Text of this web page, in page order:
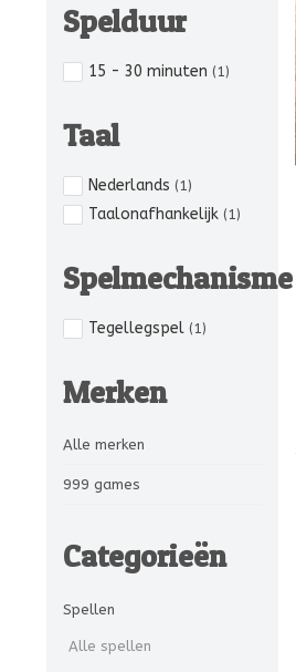
Spelduur
15 - 30 minuten (1)
Taal
Nederlands (1)
Taalonafhankelijk (1)
Spelmechanisme
Tegellegspel (1)
Merken
Alle merken
999 games
Categorieën
Spellen
Alle spellen